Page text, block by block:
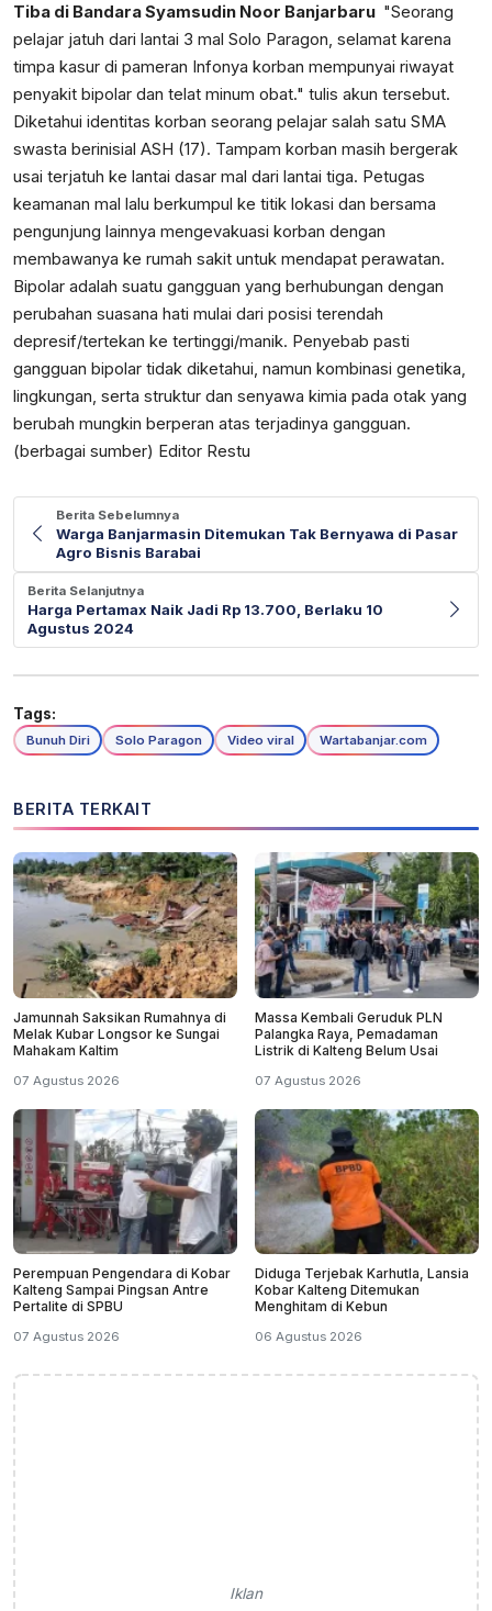
Tiba di Bandara Syamsudin Noor Banjarbaru "Seorang
pelajar jatuh dari lantai 3 mal Solo Paragon, selamat karena
timpa kasur di pameran Infonya korban mempunyai riwayat
penyakit bipolar dan telat minum obat." tulis akun tersebut.
Diketahui identitas korban seorang pelajar salah satu SMA
swasta berinisial ASH (17). Tampam korban masih bergerak
usai terjatuh ke lantai dasar mal dari lantai tiga. Petugas
keamanan mal lalu berkumpul ke titik lokasi dan bersama
pengunjung lainnya mengevakuasi korban dengan
membawanya ke rumah sakit untuk mendapat perawatan.
Bipolar adalah suatu gangguan yang berhubungan dengan
perubahan suasana hati mulai dari posisi terendah
depresif/tertekan ke tertinggi/manik. Penyebab pasti
gangguan bipolar tidak diketahui, namun kombinasi genetika,
lingkungan, serta struktur dan senyawa kimia pada otak yang
berubah mungkin berperan atas terjadinya gangguan.
(berbagai sumber) Editor Restu
Berita Sebelumnya
Warga Banjarmasin Ditemukan Tak Bernyawa di Pasar
Agro Bisnis Barabai
Berita Selanjutnya
Harga Pertamax Naik Jadi Rp 13.700, Berlaku 10
Agustus 2024
Tags:
Bunuh Diri Solo Paragon Video viral Wartabanjar.com
BERITA TERKAIT
Jamunnah Saksikan Rumahnya di
Melak Kubar Longsor ke Sungai
Mahakam Kaltim
07 Agustus 2026
Massa Kembali Geruduk PLN
Palangka Raya, Pemadaman
Listrik di Kalteng Belum Usai
07 Agustus 2026
Perempuan Pengendara di Kobar
Kalteng Sampai Pingsan Antre
Pertalite di SPBU
07 Agustus 2026
Diduga Terjebak Karhutla, Lansia
Kobar Kalteng Ditemukan
Menghitam di Kebun
06 Agustus 2026
Iklan